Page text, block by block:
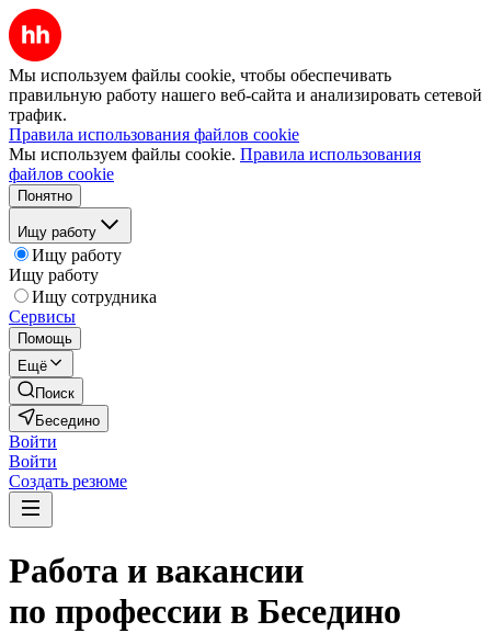
Мы используем файлы cookie, чтобы обеспечивать
правильную работу нашего веб-сайта и анализировать сетевой
трафик.
Правила использования файлов cookie
Мы используем файлы cookie. Правила использования
файлов cookie
Понятно
Ищу работу
Ищу работу
Ищу работу
Ищу сотрудника
Сервисы
Помощь
Ещё
Поиск
Беседино
Войти
Войти
Создать резюме
Работа и вакансии
по профессии в Беседино